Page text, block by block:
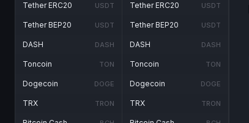
Tether ERC20 USDT
Tether BEP20 USDT
DASH DASH
Toncoin TON
Dogecoin DOGE
TRX TRON
Tether ERC20 USDT
Tether BEP20 USDT
DASH DASH
Toncoin TON
Dogecoin DOGE
TRX TRON